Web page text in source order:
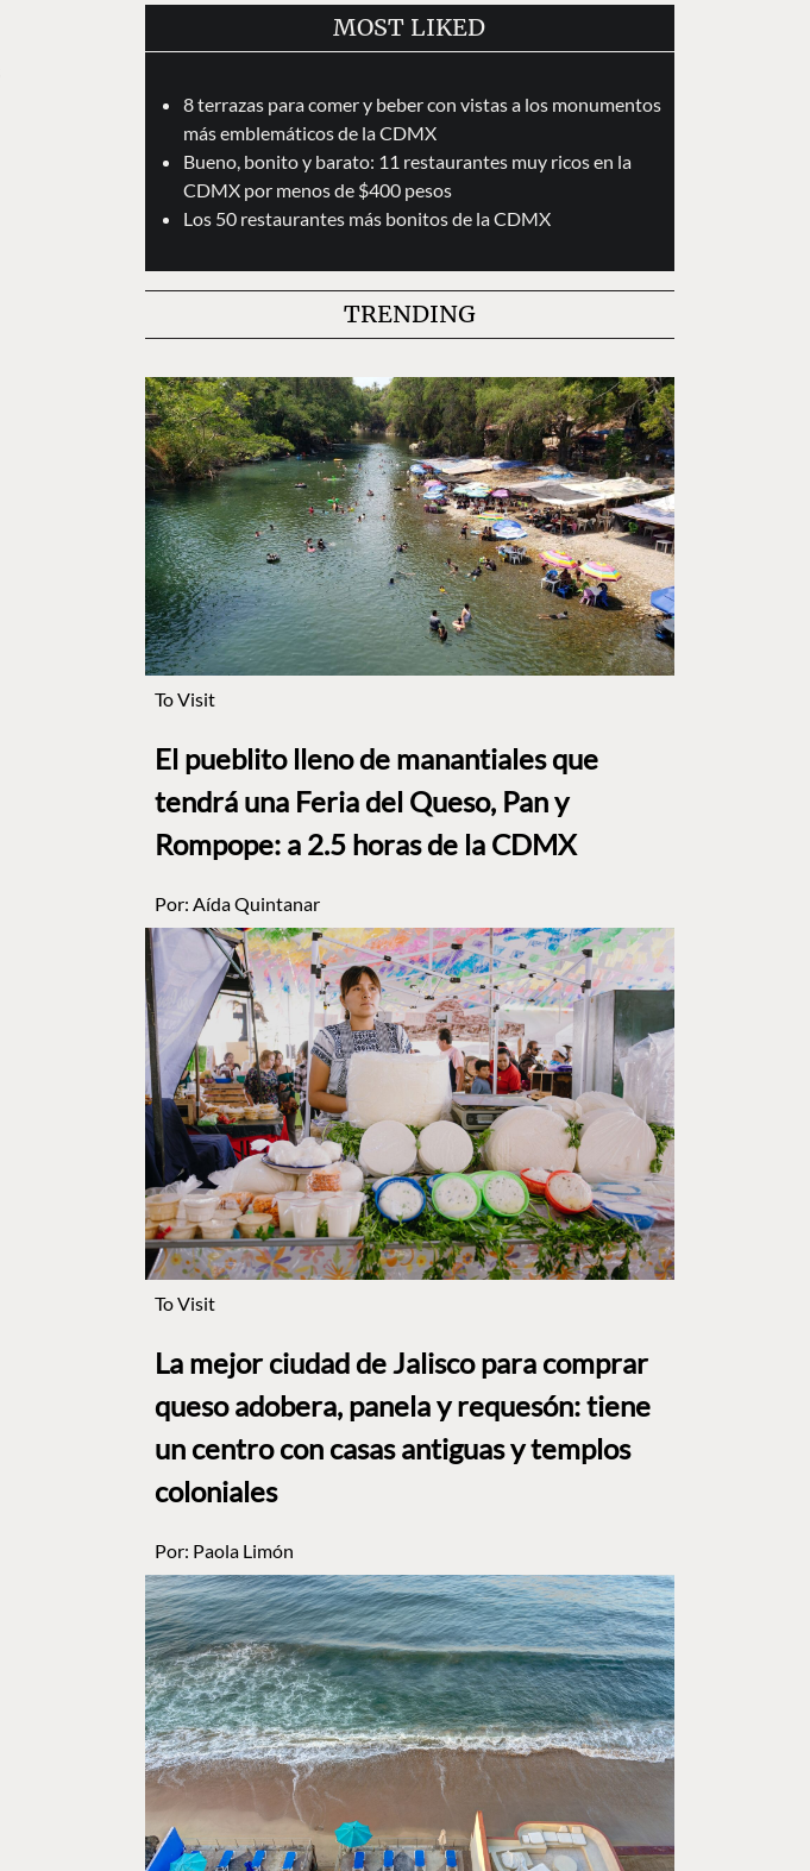
MOST LIKED
8 terrazas para comer y beber con vistas a los monumentos
más emblemáticos de la CDMX
Bueno, bonito y barato: 11 restaurantes muy ricos en la
CDMX por menos de $400 pesos
Los 50 restaurantes más bonitos de la CDMX
TRENDING
To Visit
El pueblito lleno de manantiales que
tendrá una Feria del Queso, Pan y
Rompope: a 2.5 horas de la CDMX
Por: Aída Quintanar
To Visit
La mejor ciudad de Jalisco para comprar
queso adobera, panela y requesón: tiene
un centro con casas antiguas y templos
coloniales
Por: Paola Limón